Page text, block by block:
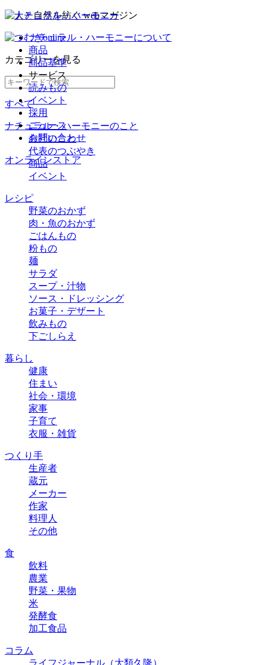
ナチュラル・ハーモニーについて
商品
商品基準
サービス
読みもの
イベント
採用
ニュース
お問い合わせ
オンラインストア
カテゴリーを見る
すべて
ナチュラル・ハーモニーのこと
会社のこと
代表のつぶやき
商品
イベント
レシピ
野菜のおかず
肉・魚のおかず
ごはんもの
粉もの
麺
サラダ
スープ・汁物
ソース・ドレッシング
お菓子・デザート
飲みもの
下ごしらえ
暮らし
健康
住まい
社会・環境
家事
子育て
衣服・雑貨
つくり手
生産者
蔵元
メーカー
作家
料理人
その他
食
飲料
農業
野菜・果物
米
発酵食
加工食品
コラム
ライフジャーナル（大類久隆）